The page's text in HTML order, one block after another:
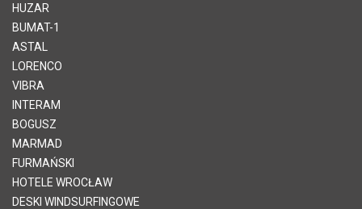
HUZAR
BUMAT-1
ASTAL
LORENCO
VIBRA
INTERAM
BOGUSZ
MARMAD
FURMAŃSKI
HOTELE WROCŁAW
DESKI WINDSURFINGOWE